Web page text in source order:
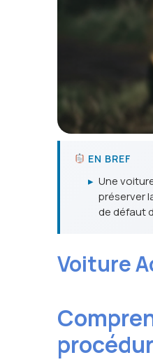
EN BREF
▸ Une
préserver
de défaut
Voiture